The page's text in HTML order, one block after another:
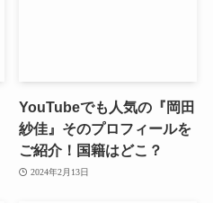
YouTubeでも人気の『岡田
紗佳』そのプロフィールを
ご紹介！国籍はどこ？
2024年2月13日